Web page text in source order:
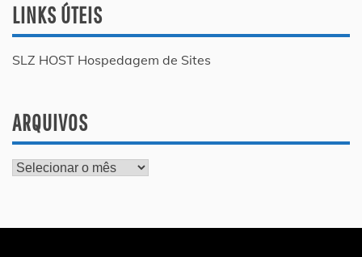
LINKS ÚTEIS
SLZ HOST Hospedagem de Sites
ARQUIVOS
Arquivos